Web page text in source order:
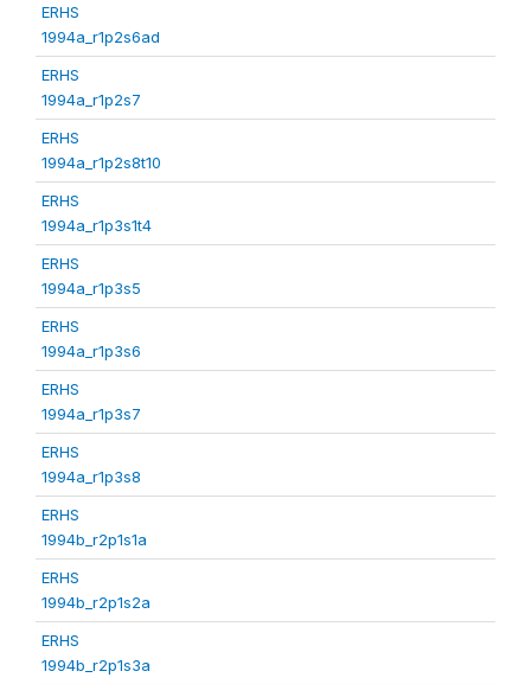
ERHS
1994a_r1p2s6ad
ERHS
1994a_r1p2s7
ERHS
1994a_r1p2s8t10
ERHS
1994a_r1p3s1t4
ERHS
1994a_r1p3s5
ERHS
1994a_r1p3s6
ERHS
1994a_r1p3s7
ERHS
1994a_r1p3s8
ERHS
1994b_r2p1s1a
ERHS
1994b_r2p1s2a
ERHS
1994b_r2p1s3a